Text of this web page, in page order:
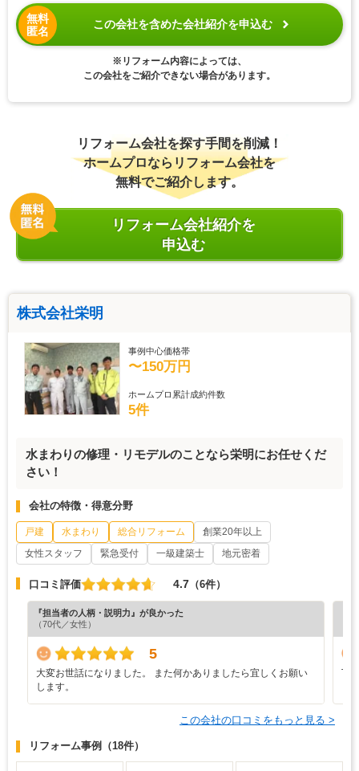
無料
匿名
この会社を含めた会社紹介を申込む
※リフォーム内容によっては、
この会社をご紹介できない場合があります。
リフォーム会社を探す手間を削減！
ホームプロならリフォーム会社を
無料でご紹介します。
リフォーム会社紹介を
申込む
株式会社栄明
事例中心価格帯
〜150万円
ホームプロ累計成約件数
5件
水まわりの修理・リモデルのことなら栄明にお任せくだ
さい！
会社の特徴・得意分野
戸建 水まわり 総合リフォーム
創業20年以上
女性スタッフ
緊急受付 一級建築士 地元密着
口コミ評価 4.7 （6件）
『担当者の人柄・説明力』が良かった
（70代／女性）
5
大変お世話になりました。 また何かありましたら宜しくお願い
します。
丁
この会社の口コミをもっと見る >
リフォーム事例 （18件）